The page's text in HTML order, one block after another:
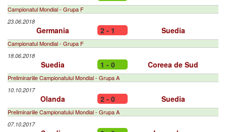
Campionatul Mondial - Grupa F
23.06.2018
Germania 2 - 1 Suedia
Campionatul Mondial - Grupa F
18.06.2018
Suedia 1 - 0 Coreea de Sud
Preliminariile Campionatului Mondial - Grupa A
10.10.2017
Olanda 2 - 0 Suedia
Preliminariile Campionatului Mondial - Grupa A
07.10.2017